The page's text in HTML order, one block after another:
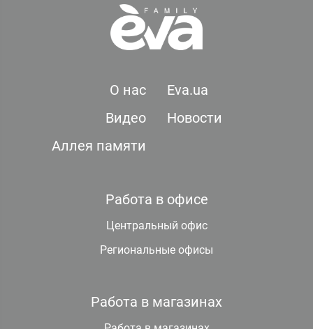
О нас
Eva.ua
Видео
Новости
Аллея памяти
Работа в офисе
Центральный офис
Региональные офисы
Работа в магазинах